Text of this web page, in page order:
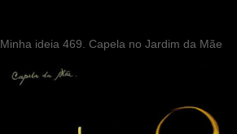
Minha ideia 469. Capela no Jardim da Mãe